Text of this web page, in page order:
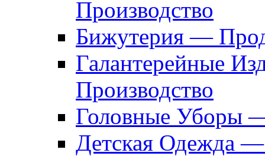
Производство
Бижутерия —
Галантерейные
Производство
Головные Уборы
Детская Одежда